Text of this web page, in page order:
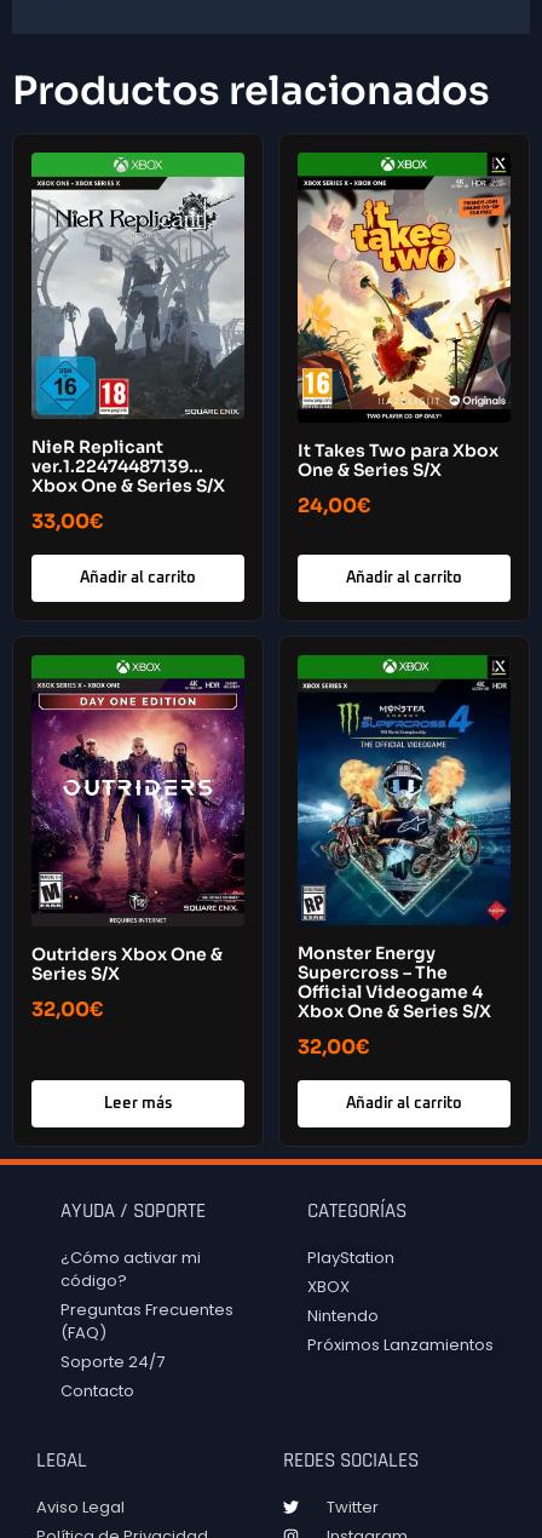
Productos relacionados
NieR Replicant
ver.1.22474487139…
Xbox One & Series S/X
33,00€
Añadir al carrito
It Takes Two para Xbox
One & Series S/X
24,00€
Añadir al carrito
Outriders Xbox One &
Series S/X
32,00€
Leer más
Monster Energy
Supercross – The
Official Videogame 4
Xbox One & Series S/X
32,00€
Añadir al carrito
AYUDA / SOPORTE
¿Cómo activar mi
código?
Preguntas Frecuentes
(FAQ)
Soporte 24/7
Contacto
CATEGORÍAS
PlayStation
XBOX
Nintendo
Próximos Lanzamientos
LEGAL
Aviso Legal
REDES SOCIALES
Twitter